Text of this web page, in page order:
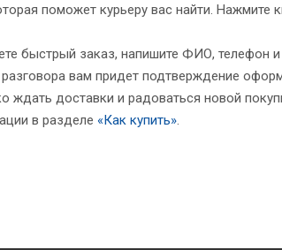
поможет курьеру вас найти. Нажмите
быстрый заказ, напишите ФИО, телефон
вам придет подтверждение
ждать доставки и радоваться новой
в разделе «Как купить».